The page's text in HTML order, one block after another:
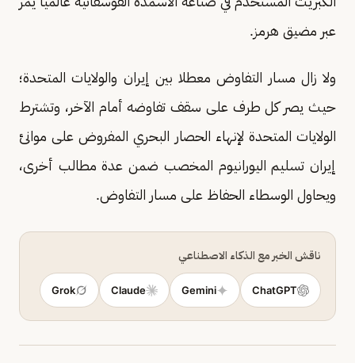
عبر مضيق هرمز.
ولا زال مسار التفاوض معطلا بين إيران والولايات المتحدة؛
حيث يصر كل طرف على سقف تفاوضه أمام الآخر، وتشترط
الولايات المتحدة لإنهاء الحصار البحري المفروض على موانئ
إيران تسليم اليورانيوم المخصب ضمن عدة مطالب أخرى،
ويحاول الوسطاء الحفاظ على مسار التفاوض.
ناقش الخبر مع الذكاء الاصطناعي
ChatGPT
Gemini
Claude
Grok